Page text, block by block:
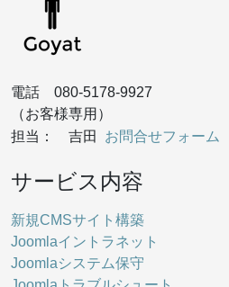
電話 080-5178-9927
（お客様専用）
担当： 吉田 お問合せフォーム
サービス内容
新規CMSサイト構築
Joomlaイントラネット
Joomlaシステム保守